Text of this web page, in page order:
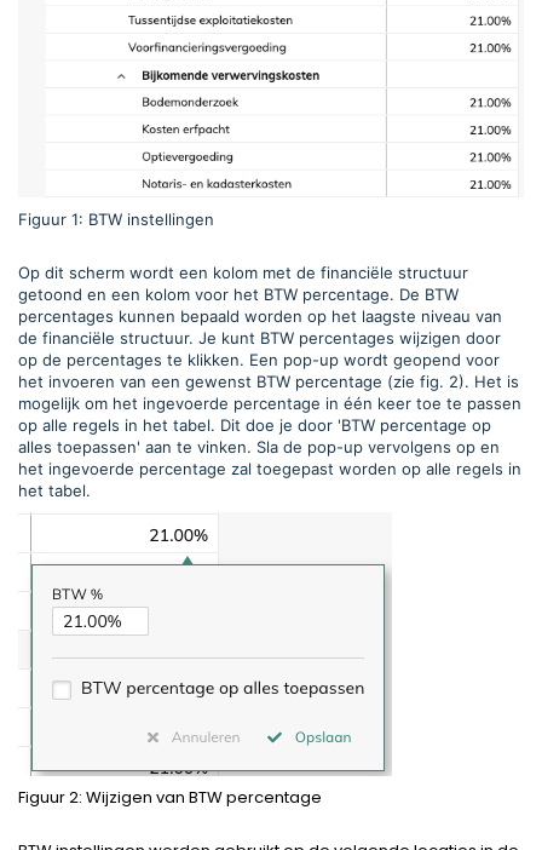
Figuur 1: BTW instellingen
Op dit scherm wordt een kolom met de financiële structuur
getoond en een kolom voor het BTW percentage. De BTW
percentages kunnen bepaald worden op het laagste niveau van
de financiële structuur. Je kunt BTW percentages wijzigen door
op de percentages te klikken. Een pop-up wordt geopend voor
het invoeren van een gewenst BTW percentage (zie fig. 2). Het is
mogelijk om het ingevoerde percentage in één keer toe te passen
op alle regels in het tabel. Dit doe je door 'BTW percentage op
alles toepassen' aan te vinken. Sla de pop-up vervolgens op en
het ingevoerde percentage zal toegepast worden op alle regels in
het tabel.
Figuur 2: Wijzigen van BTW percentage